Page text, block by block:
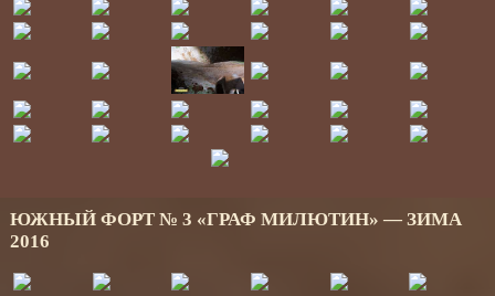
ЮЖНЫЙ ФОРТ № 3 «ГРАФ МИЛЮТИН» — ЗИМА
2016